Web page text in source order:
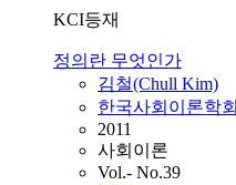
KCI등재
정의란 무엇인가
김철(Chull Kim)
한국사회이론학회
2011
사회이론
Vol.- No.39